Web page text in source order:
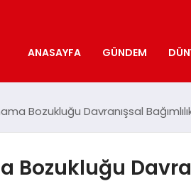
ANASAYFA GÜNDEM
Bozukluğu Davranışsal
Bozukluğu